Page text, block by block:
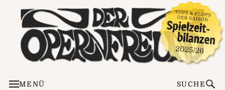
MENÜ SUCHE